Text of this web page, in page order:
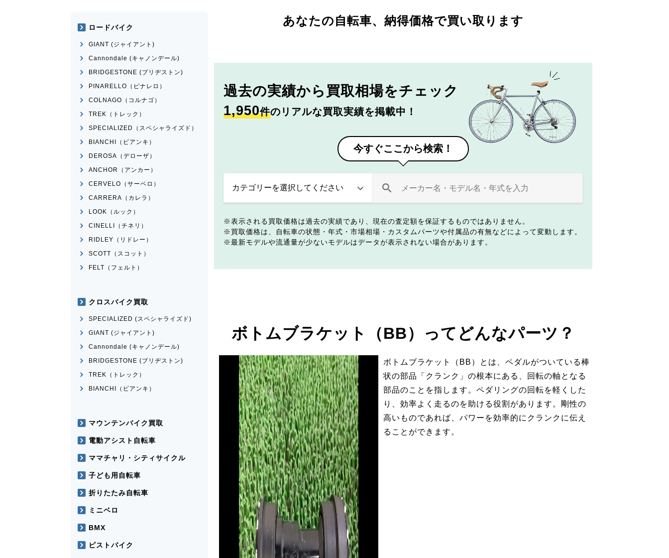
あなたの自転車、 納得価格で買い取ります
過去の実績から 買取相場をチェック
1,950件のリアルな買取実績を掲載中！
今すぐここから検索！
表示される買取価格は過去の実績であり、現在の査定額を保証するものではありません。
買取価格は、自転車の状態・年式・市場相場・カスタムパーツや付属品の有無などによって変動します。
最新モデルや流通量が少ないモデルはデータが表示されない場合があります。
ボトムブラケット（BB）ってどんなパーツ？
ボトムブラケット（BB）とは、ペダルがついている棒
状の部品「クランク」の根本にある、回転の軸となる
部品のことを指します。ペダリングの回転を軽くした
り、効率よく走るのを助ける役割があります。剛性の
高いものであれば、パワーを効率的にクランクに伝え
ることができます。
ロードバイク
GIANT (ジャイアント)
Cannondale (キャノンデール)
BRIDGESTONE (ブリヂストン)
PINARELLO（ピナレロ）
COLNAGO（コルナゴ）
TREK（トレック）
SPECIALIZED（スペシャライズド）
BIANCHI（ビアンキ）
DEROSA（デローザ）
ANCHOR（アンカー）
CERVELO（サーベロ）
CARRERA（カレラ）
LOOK（ルック）
CINELLI（チネリ）
RIDLEY（リドレー）
SCOTT（スコット）
FELT（フェルト）
クロスバイク買取
SPECIALIZED (スペシャライズド)
GIANT (ジャイアント)
Cannondale (キャノンデール)
BRIDGESTONE (ブリヂストン)
TREK（トレック）
BIANCHI（ビアンキ）
マウンテンバイク買取
電動アシスト自転車
ママチャリ・シティサイクル
子ども用自転車
折りたたみ自転車
ミニベロ
BMX
ピストバイク